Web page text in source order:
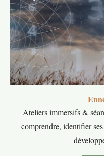
Ateliers immersifs &
comprendre, identifier